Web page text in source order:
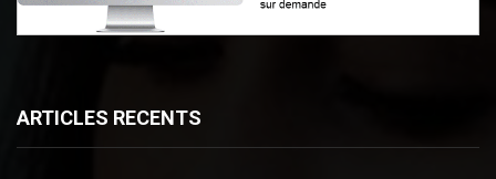
ARTICLES RECENTS